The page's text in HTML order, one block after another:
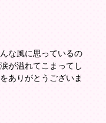
な風に思っているの
が溢れてこまってし
ありがとうございま